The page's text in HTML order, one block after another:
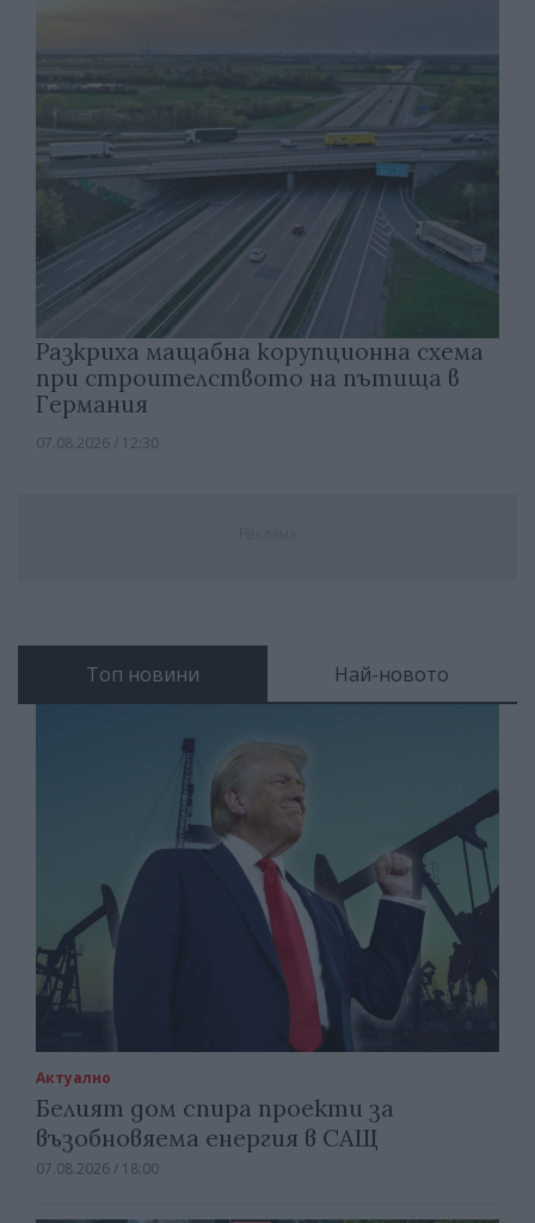
Разкриха мащабна корупционна схема
при строителството на пътища в
Германия
07.08.2026 / 12:30
Топ новини Най-новото
Актуално
Белият дом спира проекти за
възобновяема енергия в САЩ
07.08.2026 / 18:00